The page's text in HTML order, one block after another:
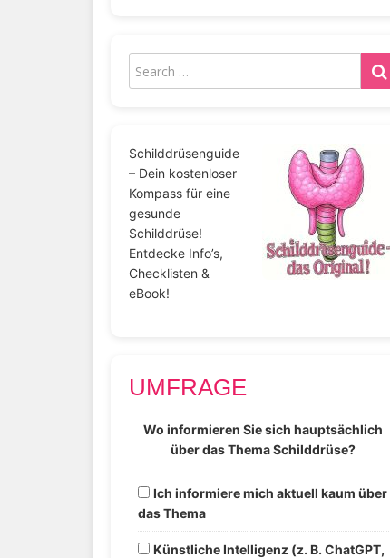
Schilddrüsenguide
– Dein kostenloser
Kompass für eine
gesunde
Schilddrüse!
Entdecke Info’s,
Checklisten &
eBook!
UMFRAGE
Wo informieren Sie sich hauptsächlich
über das Thema Schilddrüse?
Ich informiere mich aktuell kaum über
das Thema
Künstliche Intelligenz (z. B. ChatGPT,